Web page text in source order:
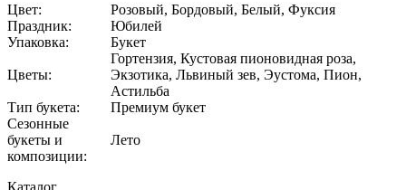
Цвет:
Розовый, Бордовый, Белый, Фуксия
Праздник:
Юбилей
Упаковка: Букет
Цветы:
Гортензия, Кустовая пионовидная роза,
Экзотика, Львиный зев, Эустома, Пион,
Астильба
Тип букета:
Премиум букет
Сезонные
букеты и
композиции:
Лето
Каталог